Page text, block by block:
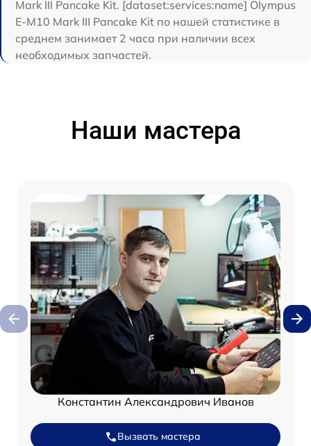
Mark III Pancake Kit. [dataset:services:name] Olympus
E-M10 Mark III Pancake Kit по нашей статистике в
среднем занимает 2 часа при наличии всех
необходимых запчастей.
Наши мастера
Константин Александрович Иванов
Вызвать мастера